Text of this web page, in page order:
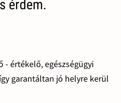
érdem.
- értékelő, egészségügyi
garantáltan jó helyre kerül